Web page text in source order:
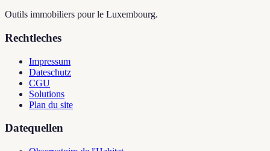
Outils immobiliers pour le Luxembourg.
Rechtleches
Impressum
Dateschutz
CGU
Solutions
Plan du site
Datequellen